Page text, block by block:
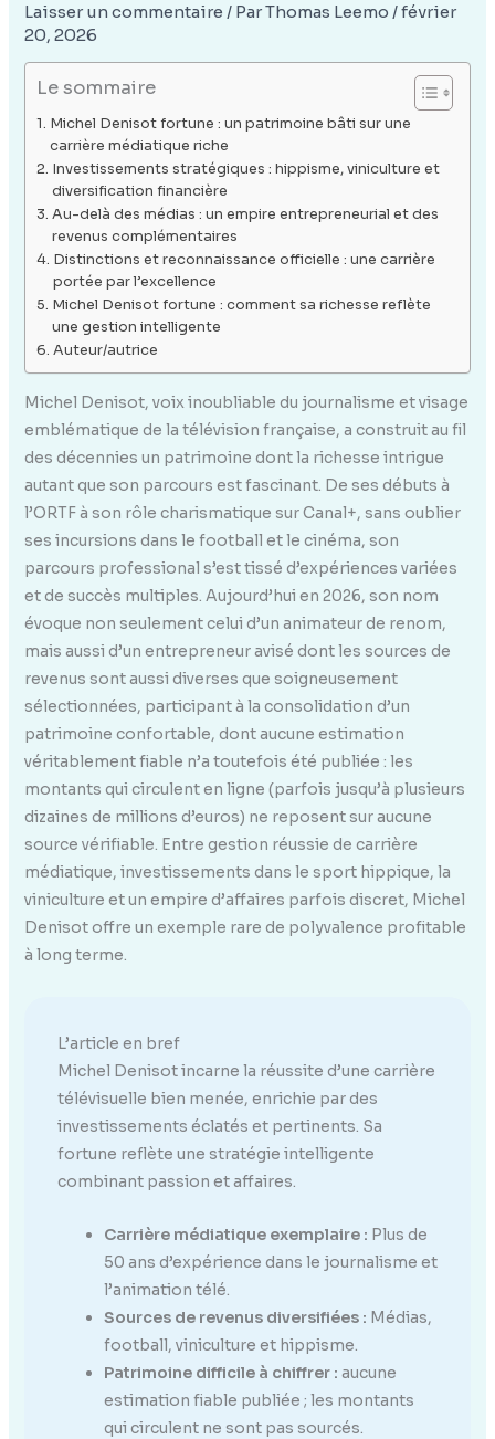
Laisser un commentaire / ParThomas Leemo /février
20, 2026
Le sommaire
Michel Denisot fortune : un patrimoine bâti sur une
carrière médiatique riche
Investissements stratégiques : hippisme, viniculture et
diversification financière
Au-delà des médias : un empire entrepreneurial et des
revenus complémentaires
Distinctions et reconnaissance officielle : une carrière
portée par l’excellence
Michel Denisot fortune : comment sa richesse reflète
une gestion intelligente
Auteur/autrice
Michel Denisot, voix inoubliable du journalisme et visage
emblématique de la télévision française, a construit au fil
des décennies un patrimoine dont la richesse intrigue
autant que son parcours est fascinant. De ses débuts à
l’ORTF à son rôle charismatique sur Canal+, sans oublier
ses incursions dans le football et le cinéma, son
parcours professional s’est tissé d’expériences variées
et de succès multiples. Aujourd’hui en 2026, son nom
évoque non seulement celui d’un animateur de renom,
mais aussi d’un entrepreneur avisé dont les sources de
revenus sont aussi diverses que soigneusement
sélectionnées, participant à la consolidation d’un
patrimoine confortable, dont aucune estimation
véritablement fiable n’a toutefois été publiée : les
montants qui circulent en ligne (parfois jusqu’à plusieurs
dizaines de millions d’euros) ne reposent sur aucune
source vérifiable. Entre gestion réussie de carrière
médiatique, investissements dans le sport hippique, la
viniculture et un empire d’affaires parfois discret, Michel
Denisot offre un exemple rare de polyvalence profitable
à long terme.
L’article en bref
Michel Denisot incarne la réussite d’une carrière
télévisuelle bien menée, enrichie par des
investissements éclatés et pertinents. Sa
fortune reflète une stratégie intelligente
combinant passion et affaires.
Carrière médiatique exemplaire : Plus de
50 ans d’expérience dans le journalisme et
l’animation télé.
Sources de revenus diversifiées : Médias,
football, viniculture et hippisme.
Patrimoine difficile à chiffrer : aucune
estimation fiable publiée ; les montants
qui circulent ne sont pas sourcés.